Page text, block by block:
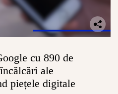
cu 890 de
ale
piețele digitale